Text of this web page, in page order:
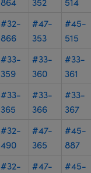
#32-
866
#47-
353
#45-
515
#33-
359
#33-
360
#33-
361
#33-
365
#33-
366
#33-
367
#32-
490
#47-
365
#45-
887
#32-
#47-
#45-